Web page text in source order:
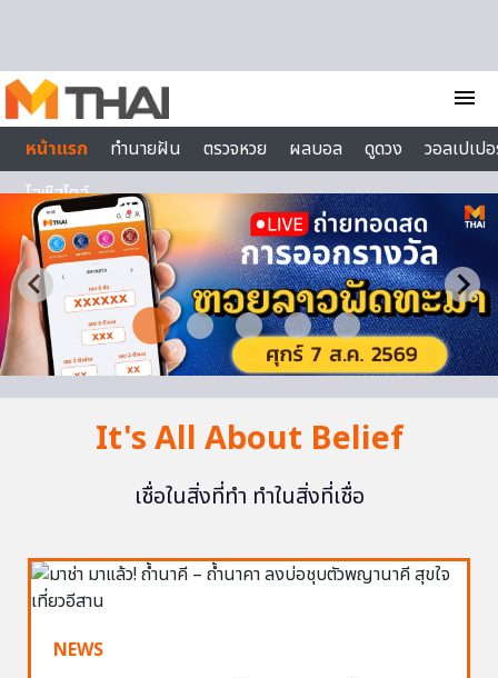
menu
หน้าแรก
ทำนายฝัน ตรวจหวย ผลบอล ดูดวง
วอลเปเป
ไลฟ์สไตล์
It's All About Belief
เชื่อในสิ่งที่ทำ ทำในสิ่งที่เชื่อ
NEWS